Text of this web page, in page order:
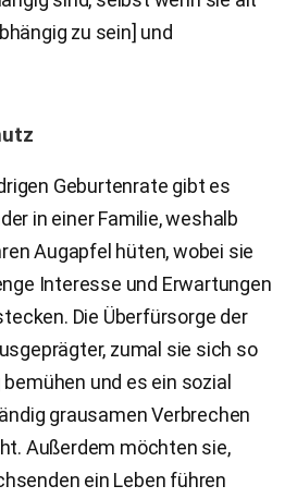
zu sein] und
Geburtenrate gibt es
in einer Familie, weshalb
Augapfel hüten, wobei sie
Interesse und Erwartungen
Die Überfürsorge der
zumal sie sich so
und es ein sozial
grausamen Verbrechen
Außerdem möchten sie,
ein Leben führen